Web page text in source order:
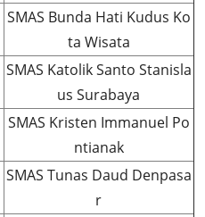
SMAS Bunda Hati Kudus Ko
ta Wisata
SMAS Katolik Santo Stanisla
us Surabaya
SMAS Kristen Immanuel Po
ntianak
SMAS Tunas Daud Denpasa
r